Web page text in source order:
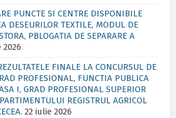
PUNCTE SI CENTRE DISPONIBILE
DESEURILOR TEXTILE, MODUL DE
PBLOGATIA DE SEPARARE A
2026
FINALE LA CONCURSUL DE
PROFESIONAL, FUNCTIA PUBLICA
I, GRAD PROFESIONAL SUPERIOR
REGISTRUL AGRICOL
22 iulie 2026